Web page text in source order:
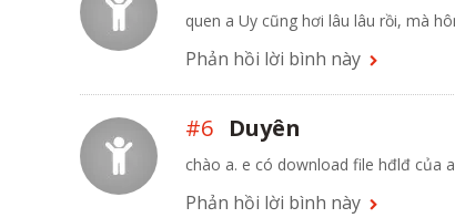
quen a Uy cũng hơi lâu lâu rồi, mà
Phản hồi lời bình này
#6 Duyên
chào a. e có download file hđlđ của
Phản hồi lời bình này